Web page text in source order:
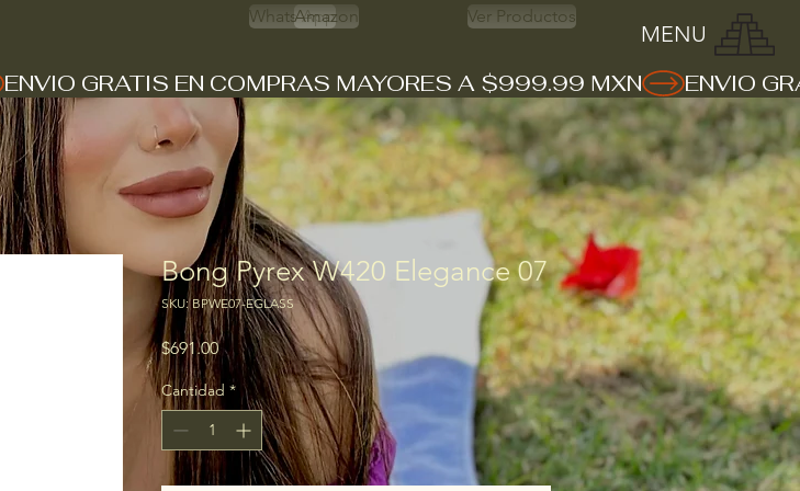
Whats App
Amazon Ver Productos
MENU
Bong Pyrex W420 Elegance 07
SKU: BPWE07-EGLASS
$691.00Precio
Cantidad *